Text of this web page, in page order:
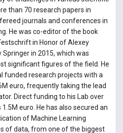
than 70 research papers in
journals and conferences in
He was co-editor of the book
in Honor of Alexey
Springer in 2015, which was
significant figures of the field. He
funded research projects with a
euro, frequently taking the lead
Direct funding to his Lab over
euro. He has also secured an
of Machine Learning
of data, from one of the biggest